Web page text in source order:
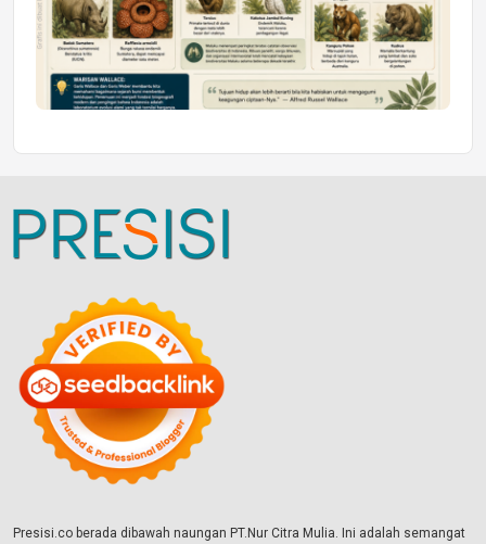
Presisi.co berada dibawah naungan PT.Nur Citra Mulia. Ini adalah semangat